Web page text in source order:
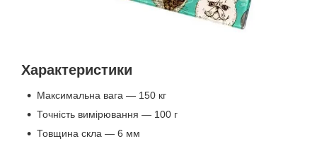
Характеристики
Максимальна вага — 150 кг
Точність вимірювання — 100 г
Товщина скла — 6 мм